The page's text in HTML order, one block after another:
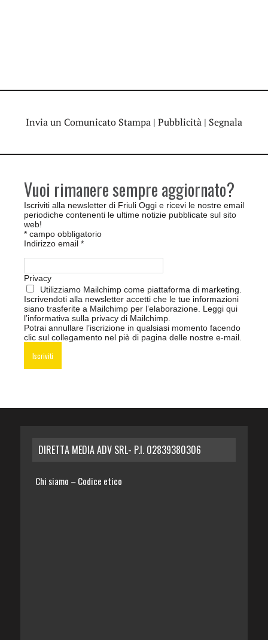
Invia un Comunicato Stampa | Pubblicità | Segnala
Vuoi rimanere sempre aggiornato?
Iscriviti alla newsletter di Friuli Oggi e ricevi le nostre email
periodiche contenenti le ultime notizie pubblicate sul sito
web!
* campo obbligatorio
Indirizzo email *
Privacy
Utilizziamo Mailchimp come piattaforma di marketing.
Iscrivendoti alla newsletter accetti che le tue informazioni
siano trasferite a Mailchimp per l’elaborazione. Leggi qui
l’informativa sulla privacy di Mailchimp.
Potrai annullare l’iscrizione in qualsiasi momento facendo
clic sul collegamento nel piè di pagina delle nostre e-mail.
DIRETTA MEDIA ADV SRL- P.I. 02839380306
Chi siamo – Codice etico